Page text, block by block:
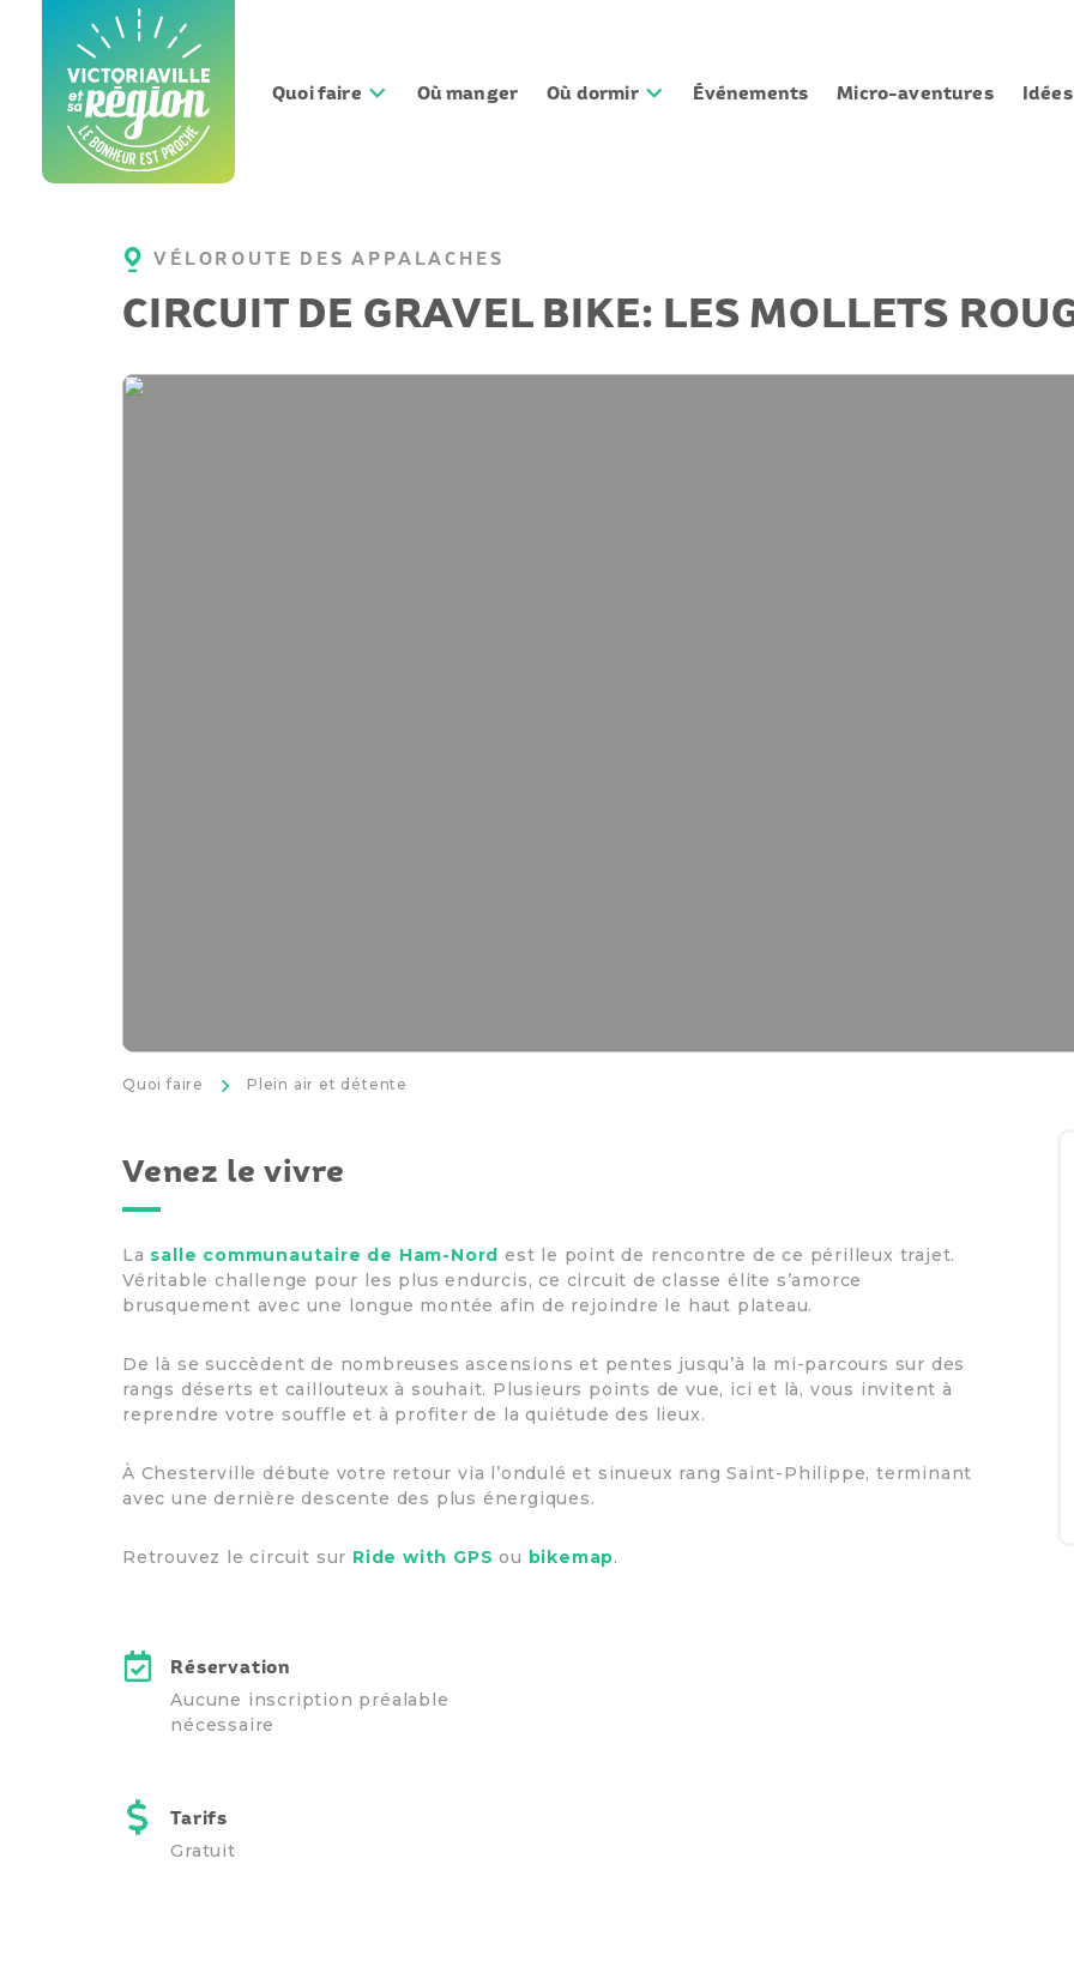
contenu
Quoi faire Où manger Où dormir Événements Micro-aventures
VÉLOROUTE DES APPALACHES
CIRCUIT DE GRAVEL BIKE: LES MOLLETS
Quoi faire >
Plein air et détente
Venez le vivre
La salle communautaire de Ham-Nord est le point de rencontre de ce périlleux trajet.
Véritable challenge pour les plus endurcis, ce circuit de classe élite s’amorce
brusquement avec une longue montée afin de rejoindre le haut plateau.
De là se succèdent de nombreuses ascensions et pentes jusqu’à la mi-parcours sur des
rangs déserts et caillouteux à souhait. Plusieurs points de vue, ici et là, vous invitent à
reprendre votre souffle et à profiter de la quiétude des lieux.
À Chesterville débute votre retour via l’ondulé et sinueux rang Saint-Philippe, terminant
avec une dernière descente des plus énergiques.
Retrouvez le circuit sur Ride with GPS ou bikemap.
Réservation
Aucune inscription préalable
nécessaire
Tarifs
Gratuit